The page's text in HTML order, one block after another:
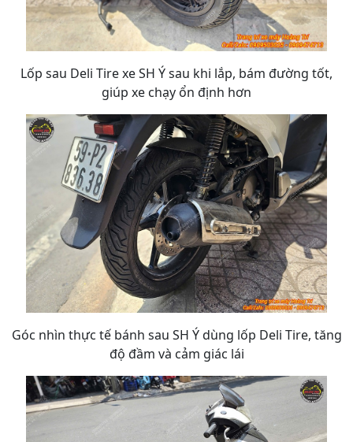
Lốp sau Deli Tire xe SH Ý sau khi lắp, bám đường tốt,
giúp xe chạy ổn định hơn
Góc nhìn thực tế bánh sau SH Ý dùng lốp Deli Tire, tăng
độ đầm và cảm giác lái